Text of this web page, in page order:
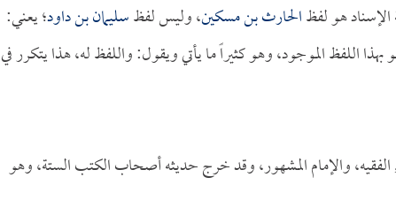
الإسناد هو لفظالحارث بن مسكين، وليس لفظسليمان بن داود؛ يعني:
بهذا اللفظ الموجود، وهو كثيراً ما يأتي ويقول: واللفظ له، هذا يتكرر في
والإمام المشهور، وقد خرج حديثه أصحاب الكتب الستة، وهو